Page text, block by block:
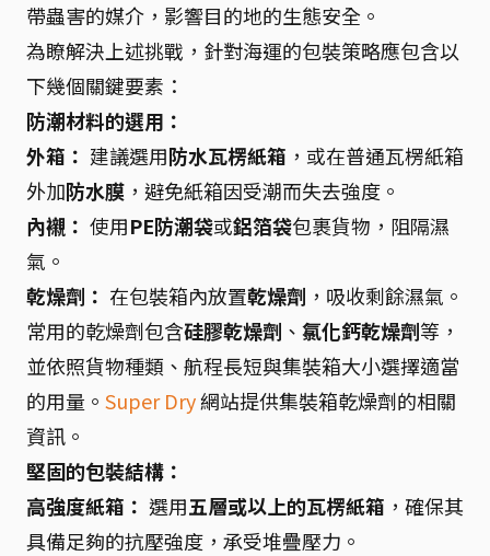
帶蟲害的媒介，影響目的地的生態安全。
為瞭解決上述挑戰，針對海運的包裝策略應包含以
下幾個關鍵要素：
防潮材料的選用：
外箱： 建議選用防水瓦楞紙箱 ，或在普通瓦楞紙箱
外加防水膜 ，避免紙箱因受潮而失去強度。
內襯： 使用PE防潮袋或鋁箔袋包裹貨物，阻隔濕
氣。
乾燥劑： 在包裝箱內放置乾燥劑 ，吸收剩餘濕氣。
常用的乾燥劑包含硅膠乾燥劑 、 氯化鈣乾燥劑等，
並依照貨物種類、航程長短與集裝箱大小選擇適當
的用量。 Super Dry網站提供集裝箱乾燥劑的相關
資訊。
堅固的包裝結構：
高強度紙箱： 選用五層或以上的瓦楞紙箱 ，確保其
具備足夠的抗壓強度，承受堆疊壓力。